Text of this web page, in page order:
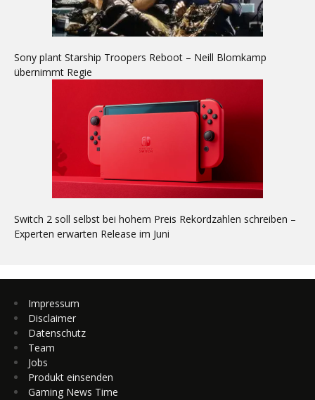
Sony plant Starship Troopers Reboot – Neill Blomkamp
übernimmt Regie
Switch 2 soll selbst bei hohem Preis Rekordzahlen schreiben –
Experten erwarten Release im Juni
Impressum
Disclaimer
Datenschutz
Team
Jobs
Produkt einsenden
Gaming News Time